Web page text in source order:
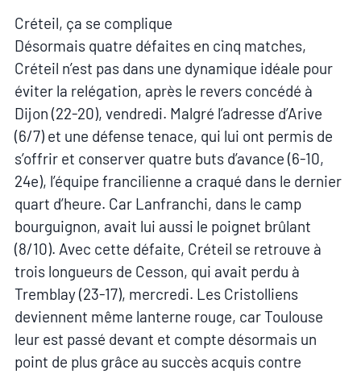
Créteil, ça se complique
Désormais quatre défaites en cinq matches,
Créteil n’est pas dans une dynamique idéale pour
éviter la relégation, après le revers concédé à
Dijon (22-20), vendredi. Malgré l’adresse d’Arive
(6/7) et une défense tenace, qui lui ont permis de
s’offrir et conserver quatre buts d’avance (6-10,
24e), l’équipe francilienne a craqué dans le dernier
quart d’heure. Car Lanfranchi, dans le camp
bourguignon, avait lui aussi le poignet brûlant
(8/10). Avec cette défaite, Créteil se retrouve à
trois longueurs de Cesson, qui avait perdu à
Tremblay (23-17), mercredi. Les Cristolliens
deviennent même lanterne rouge, car Toulouse
leur est passé devant et compte désormais un
point de plus grâce au succès acquis contre